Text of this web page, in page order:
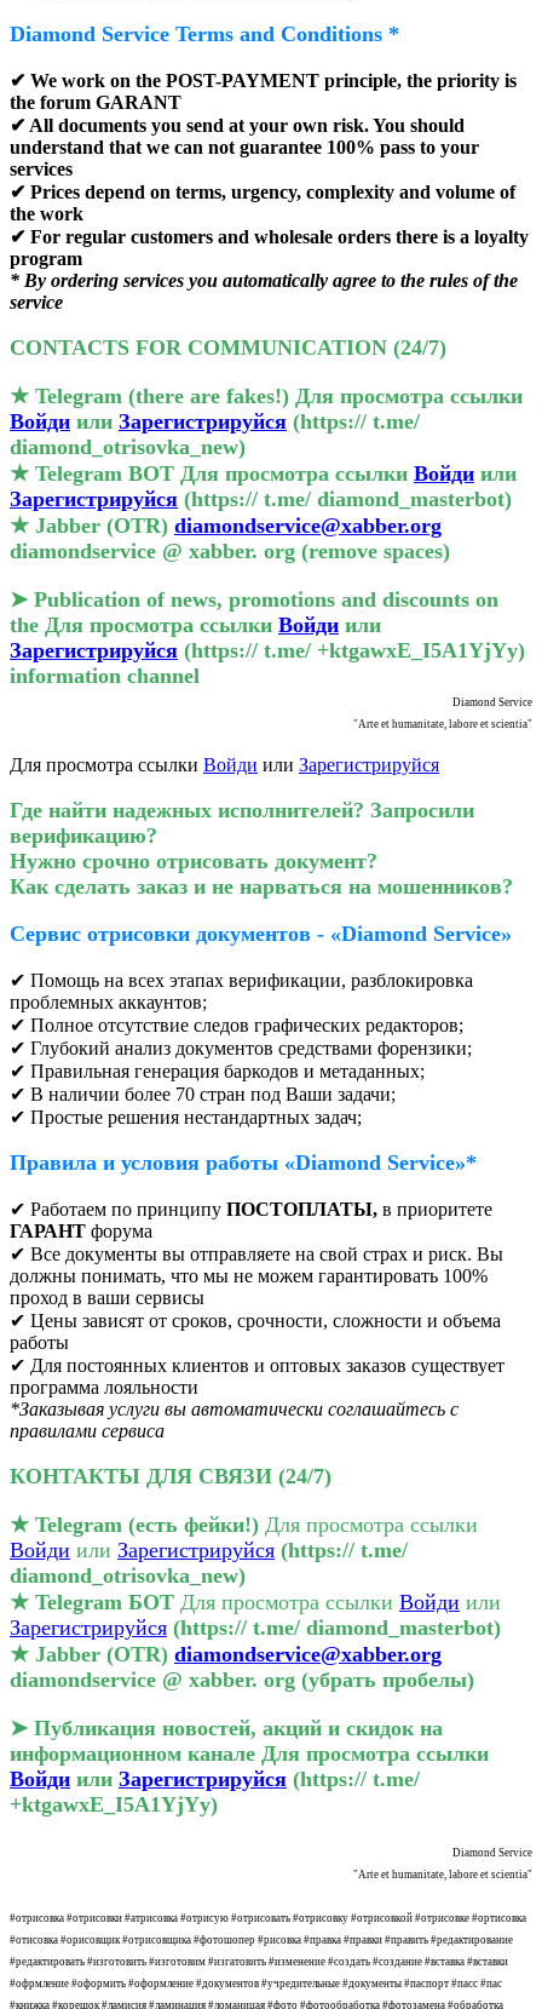
Diamond Service Terms and Conditions *
✔ We work on the POST-PAYMENT principle, the priority is
the forum GARANT
✔ All documents you send at your own risk. You should
understand that we can not guarantee 100% pass to your
services
✔ Prices depend on terms, urgency, complexity and volume of
the work
✔ For regular customers and wholesale orders there is a loyalty
program
* By ordering services you automatically agree to the rules of the
service
CONTACTS FOR COMMUNICATION (24/7)️
★ Telegram (there are fakes!) Для просмотра ссылки
Войди или Зарегистрируйся (https:// t.me/
diamond_otrisovka_new)
★ Telegram BOT Для просмотра ссылки Войди или
Зарегистрируйся (https:// t.me/ diamond_masterbot)
★ Jabber (OTR) diamondservice@xabber.org
diamondservice @ xabber. org (remove spaces)
➤ Publication of news, promotions and discounts on
the Для просмотра ссылки Войди или
Зарегистрируйся (https:// t.me/ +ktgawxE_I5A1YjYy)
information channel
Diamond Service
"Arte et humanitate, labore et scientia"
Для просмотра ссылки Войди или Зарегистрируйся
Где найти надежных исполнителей? Запросили
верификацию?
Нужно срочно отрисовать документ?
Как сделать заказ и не нарваться на мошенников?
Сервис отрисовки документов - «Diamond Service»
✔ Помощь на всех этапах верификации, разблокировка
проблемных аккаунтов;
✔ Полное отсутствие следов графических редакторов;
✔ Глубокий анализ документов средствами форензики;
✔ Правильная генерация баркодов и метаданных;
✔ В наличии более 70 стран под Ваши задачи;
✔ Простые решения нестандартных задач;
Правила и условия работы «Diamond Service»*
✔ Работаем по принципу ПОСТОПЛАТЫ, в приоритете
ГАРАНТ форума
✔ Все документы вы отправляете на свой страх и риск. Вы
должны понимать, что мы не можем гарантировать 100%
проход в ваши сервисы
✔ Цены зависят от сроков, срочности, сложности и объема
работы
✔ Для постоянных клиентов и оптовых заказов существует
программа лояльности
*Заказывая услуги вы автоматически соглашайтесь с
правилами сервиса
КОНТАКТЫ ДЛЯ СВЯЗИ (24/7)️
★ Telegram (есть фейки!) Для просмотра ссылки
Войди или Зарегистрируйся (https:// t.me/
diamond_otrisovka_new)
★ Telegram БОТ Для просмотра ссылки Войди или
Зарегистрируйся (https:// t.me/ diamond_masterbot)
★ Jabber (OTR) diamondservice@xabber.org
diamondservice @ xabber. org (убрать пробелы)
➤ Публикация новостей, акций и скидок на
информационном канале Для просмотра ссылки
Войди или Зарегистрируйся (https:// t.me/
+ktgawxE_I5A1YjYy)
Diamond Service
"Arte et humanitate, labore et scientia"
#отрисовка #отрисовки #атрисовка #отрисую #отрисовать #отрисовку #отрисовкой #отрисовке #ортисовка
#отисовка #орисовщик #отрисовщика #фотошопер #рисовка #правка #правки #править #редактирование
#редактировать #изготовить #изготовим #изгатовить #изменение #создать #создание #вставка #вставки
#офрмление #оформить #оформление #документов #учредительные #документы #паспорт #пасс #пас
#книжка #корешок #ламисия #ламинация #ломаницая #фото #фотообработка #фотозамена #обработка